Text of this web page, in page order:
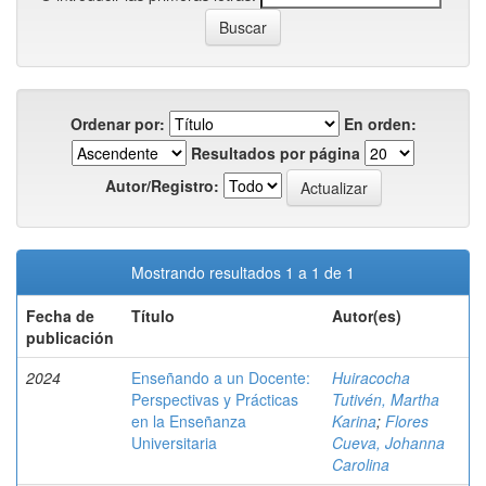
Ordenar por:
En orden:
Resultados por página
Autor/Registro:
Mostrando resultados 1 a 1 de 1
Fecha de
publicación
Título Autor(es)
2024
Enseñando a un Docente:
Perspectivas y Prácticas
en la Enseñanza
Universitaria
Huiracocha
Tutivén, Martha
Karina; Flores
Cueva, Johanna
Carolina